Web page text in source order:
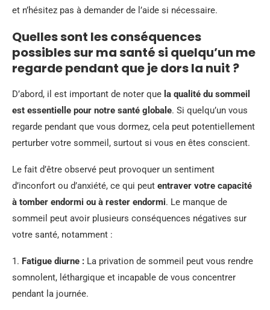
et n’hésitez pas à demander de l’aide si nécessaire.
Quelles sont les conséquences
possibles sur ma santé si quelqu’un me
regarde pendant que je dors la nuit ?
D’abord, il est important de noter que la qualité du sommeil
est essentielle pour notre santé globale. Si quelqu’un vous
regarde pendant que vous dormez, cela peut potentiellement
perturber votre sommeil, surtout si vous en êtes conscient.
Le fait d’être observé peut provoquer un sentiment
d’inconfort ou d’anxiété, ce qui peut entraver votre capacité
à tomber endormi ou à rester endormi. Le manque de
sommeil peut avoir plusieurs conséquences négatives sur
votre santé, notamment :
1. Fatigue diurne : La privation de sommeil peut vous rendre
somnolent, léthargique et incapable de vous concentrer
pendant la journée.